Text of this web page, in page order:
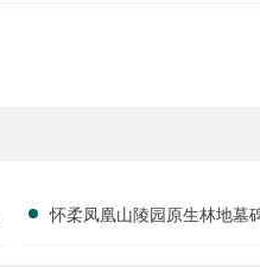
怀柔凤凰山陵园原生林地墓